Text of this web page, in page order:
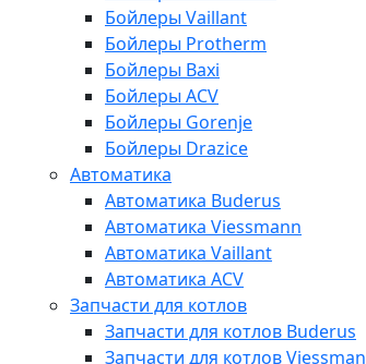
Бойлеры Vaillant
Бойлеры Protherm
Бойлеры Baxi
Бойлеры ACV
Бойлеры Gorenje
Бойлеры Drazice
Автоматика
Автоматика Buderus
Автоматика Viessmann
Автоматика Vaillant
Автоматика ACV
Запчасти для котлов
Запчасти для котлов Buderus
Запчасти для котлов